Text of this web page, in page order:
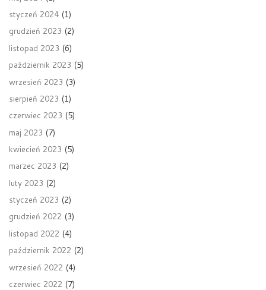
styczeń 2024 (1)
grudzień 2023 (2)
listopad 2023 (6)
październik 2023 (5)
wrzesień 2023 (3)
sierpień 2023 (1)
czerwiec 2023 (5)
maj 2023 (7)
kwiecień 2023 (5)
marzec 2023 (2)
luty 2023 (2)
styczeń 2023 (2)
grudzień 2022 (3)
listopad 2022 (4)
październik 2022 (2)
wrzesień 2022 (4)
czerwiec 2022 (7)